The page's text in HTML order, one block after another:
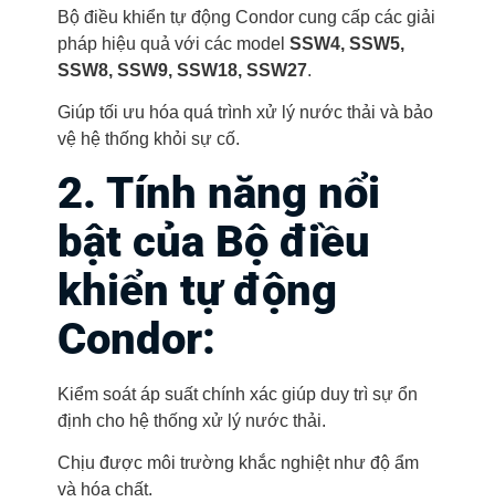
Bộ điều khiển tự động Condor cung cấp các giải
pháp hiệu quả với các model SSW4, SSW5,
SSW8, SSW9, SSW18, SSW27.
Giúp tối ưu hóa quá trình xử lý nước thải và bảo
vệ hệ thống khỏi sự cố.
2. Tính năng nổi
bật của Bộ điều
khiển tự động
Condor:
Kiểm soát áp suất chính xác giúp duy trì sự ổn
định cho hệ thống xử lý nước thải.
Chịu được môi trường khắc nghiệt như độ ẩm
và hóa chất.